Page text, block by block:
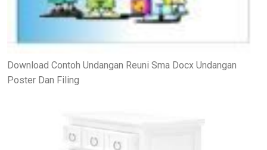
Download Contoh Undangan Reuni Sma Docx Undangan
Poster Dan Filing